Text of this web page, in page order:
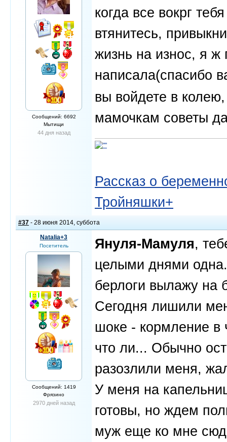
Сообщений: 6692
Мытищи
44 дня назад
когда все вокрг
втянитесь,
жизнь на износ, я ж
написала(спасибо
вы войдете в
мамочкам советы
Рассказ о
Тройняшки+
#37 - 28 июня 2014, суббота
Natalia+3
Посетитель
Сообщений: 1419
Фрязино
2970 дней назад
Януля-Мамуля,
целыми днями одна.
берлоги вылажу на
Сегодня лишили
шоке - кормление в
что ли... Обычно
разозлили меня,
У меня на
готовы, но ждем
муж еще ко мне